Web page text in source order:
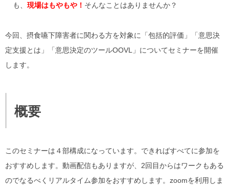
も、 現場はもやもや！ そんなことはありませんか？
今回、摂食嚥下障害者に関わる方を対象に「包括的評価」「意思決
定支援とは」「意思決定のツールOOVL」についてセミナーを開催
します。
概要
このセミナーは４部構成になっています。できればすべてに参加を
おすすめします。動画配信もありますが、2回目からはワークもある
のでなるべくリアルタイム参加をおすすめします。zoomを利用しま